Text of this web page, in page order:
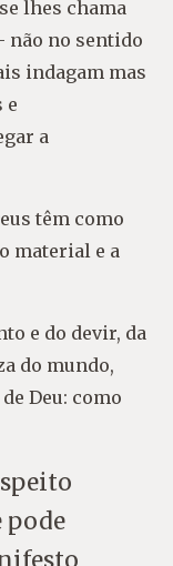
lhes chama
não no sentido
indagam mas
e
a
têm como
material e a
e do devir, da
do mundo,
Deu: como
pode